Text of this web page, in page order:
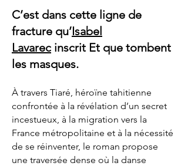
C’est dans cette ligne de
fracture qu’Isabel
Lavarecinscrit Et que tombent
les masques.
À travers Tiaré, héroïne tahitienne
confrontée à la révélation d’un secret
incestueux, à la migration vers la
France métropolitaine et à la nécessité
de se réinventer, le roman propose
une traversée dense où la danse